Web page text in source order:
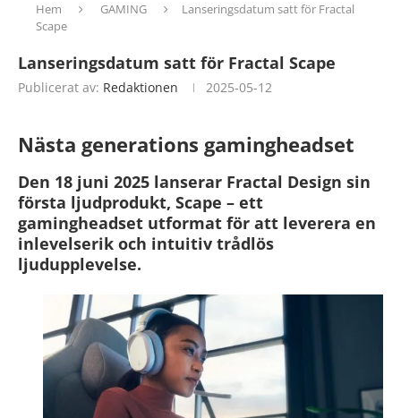
Hem GAMING
Lanseringsdatum satt för Fractal
Scape
Lanseringsdatum satt för Fractal Scape
Publicerat av: Redaktionen 2025-05-12
Nästa generations gamingheadset
Den 18 juni 2025 lanserar Fractal Design sin
första ljudprodukt, Scape – ett
gamingheadset utformat för att leverera en
inlevelserik och intuitiv trådlös
ljudupplevelse.